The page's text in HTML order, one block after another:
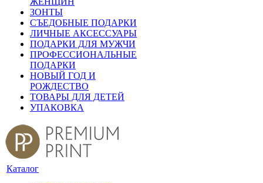
ЗОНТЫ
СЪЕДОБНЫЕ ПОДАРКИ
ЛИЧНЫЕ АКСЕССУАРЫ
ПОДАРКИ ДЛЯ МУЖЧИ
ПРОФЕССИОНАЛЬНЫЕ
ПОДАРКИ
НОВЫЙ ГОД И
РОЖДЕСТВО
ТОВАРЫ ДЛЯ ДЕТЕЙ
УПАКОВКА
Каталог